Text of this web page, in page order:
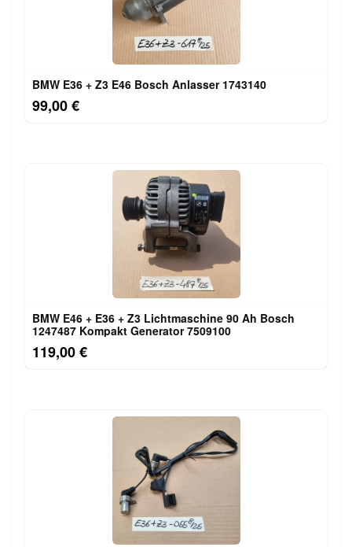
BMW E36 + Z3 E46 Bosch Anlasser 1743140
99,00 €
BMW E46 + E36 + Z3 Lichtmaschine 90 Ah Bosch
1247487 Kompakt Generator 7509100
119,00 €